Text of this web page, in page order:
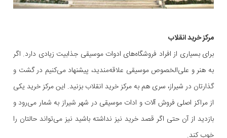
مرکز خرید انقلاب
برای بسیاری از افراد فروشگاه‌های ادوات موسیقی جذابیت زیادی دارد. اگر
به هنر و علی‌الخصوص موسیقی علاقه‌مندید، پیشنهاد می‌کنیم در گشت و
گذارتان در شیراز، سری هم به مرکز خرید انقلاب بزنید. این مرکز خرید یکی
از مراکز اصلی فروش آلات و ادات موسیقی در شهر شیراز به شمار می‌رود و
بازدید از آن حتی اگر قصد خرید نیز نداشته باشید نیز می‌تواند حالتان را
خوب کند.